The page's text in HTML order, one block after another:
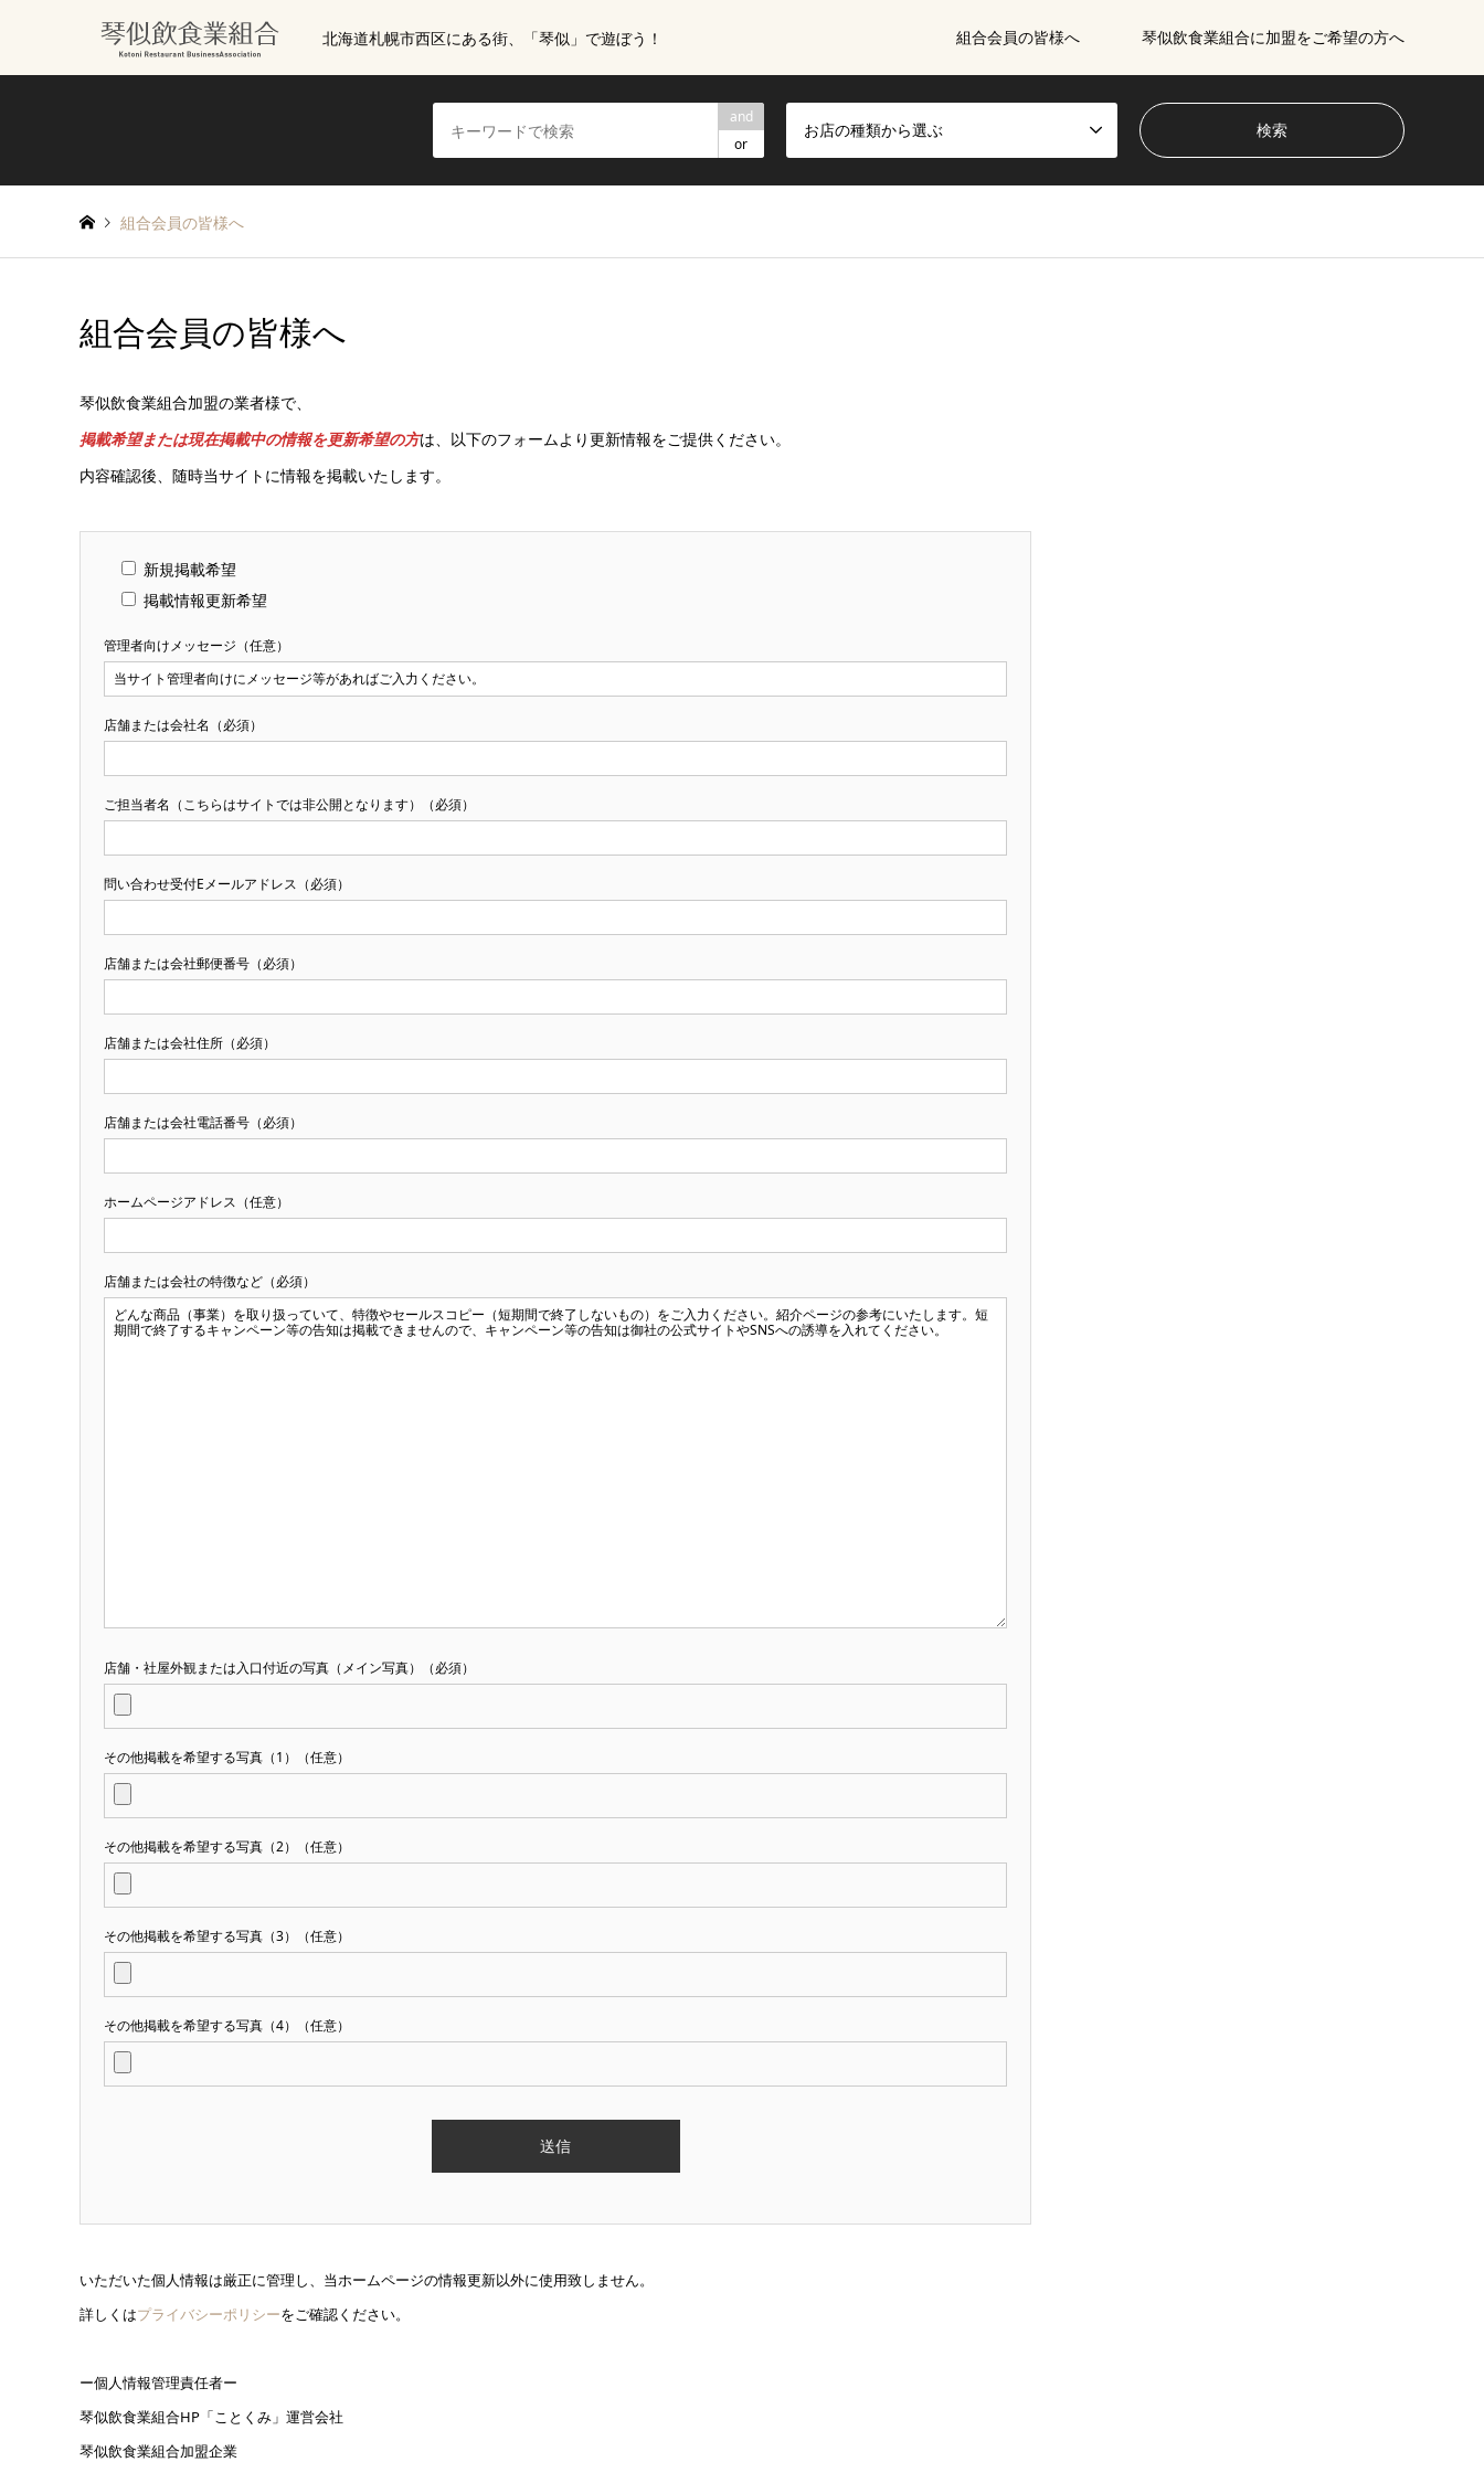
北海道札幌市西区にある街、「琴似」で遊ぼう！ 組合会員の皆様へ 琴似飲食業組合に加盟をご希望の方へ
and
or
お店の種類から選ぶ
組合会員の皆様へ
組合会員の皆様へ
琴似飲食業組合加盟の業者様で、
掲載希望または現在掲載中の情報を更新希望の方は、以下のフォームより更新情報をご提供ください。
内容確認後、随時当サイトに情報を掲載いたします。
新規掲載希望
掲載情報更新希望
管理者向けメッセージ（任意）
店舗または会社名（必須）
ご担当者名（こちらはサイトでは非公開となります）（必須）
問い合わせ受付Eメールアドレス（必須）
店舗または会社郵便番号（必須）
店舗または会社住所（必須）
店舗または会社電話番号（必須）
ホームページアドレス（任意）
店舗または会社の特徴など（必須）
店舗・社屋外観または入口付近の写真（メイン写真）（必須）
その他掲載を希望する写真（1）（任意）
その他掲載を希望する写真（2）（任意）
その他掲載を希望する写真（3）（任意）
その他掲載を希望する写真（4）（任意）
いただいた個人情報は厳正に管理し、当ホームページの情報更新以外に使用致しません。
詳しくはプライバシーポリシーをご確認ください。
ー個人情報管理責任者ー
琴似飲食業組合HP「ことくみ」運営会社
琴似飲食業組合加盟企業